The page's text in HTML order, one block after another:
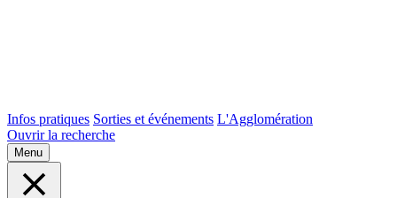
Infos pratiques Sorties et événements L'Agglomération
Ouvrir la recherche
Menu